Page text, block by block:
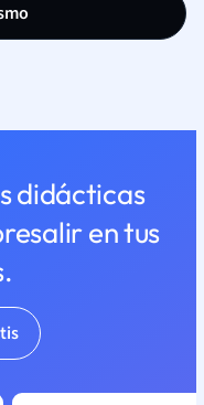
didácticas
en tus